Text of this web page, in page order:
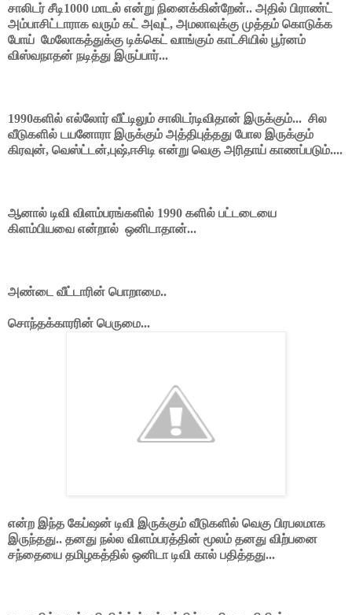
சாலிடர் சீடி1000 மாடல் என்று நினைக்கின்றேன்.. அதில் பிராண்ட்
அம்பாசிட்டாராக வரும் கட் அவுட், அமலாவுக்கு முத்தம் கொடுக்க
போய் மேலோகத்துக்கு டிக்கெட் வாங்கும் காட்சியில் பூர்னம்
விஸ்வநாதன் நடித்து இருப்பார்...
1990களில் எல்லோர் வீட்டிலும் சாலிடர்டிவிதான் இருக்கும்... சில
வீடுகளில் டயனோரா இருக்கும் அத்திபுத்தது போல இருக்கும்
கிரவுன், வெஸ்ட்டன்,புஷ்,ஈசிடி என்று வெகு அரிதாய் காணப்படும்....
ஆனால் டிவி விளம்பரங்களில் 1990 களில் பட்டடையை
கிளம்பியவை என்றால் ஒனிடாதான்...
அண்டை வீட்டாரின் பொறாமை..
சொந்தக்காரரின் பெருமை...
என்ற இந்த கேப்ஷன் டிவி இருக்கும் வீடுகளில் வெகு பிரபலமாக
இருந்தது.. தனது நல்ல விளம்பரத்தின் மூலம் தனது விற்பனை
சந்தையை தமிழகத்தில் ஒனிடா டிவி கால் பதித்தது...